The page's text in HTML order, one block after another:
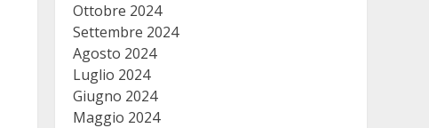
Ottobre 2024
Settembre 2024
Agosto 2024
Luglio 2024
Giugno 2024
Maggio 2024